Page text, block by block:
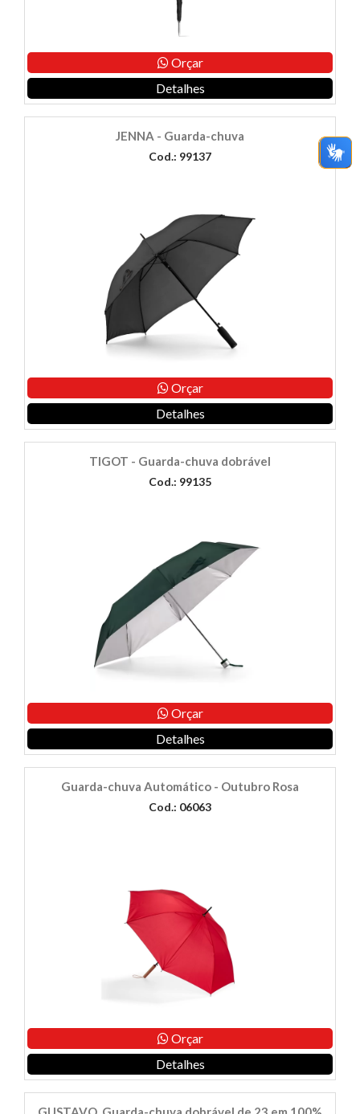
Orçar
Detalhes
JENNA - Guarda-chuva
Cod.: 99137
Orçar
Detalhes
TIGOT - Guarda-chuva dobrável
Cod.: 99135
Orçar
Detalhes
Guarda-chuva Automático - Outubro Rosa
Cod.: 06063
Orçar
Detalhes